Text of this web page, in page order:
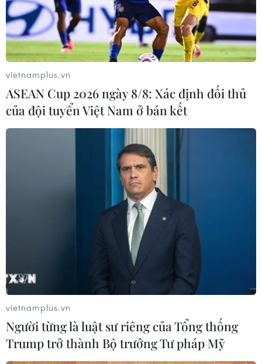
Chuyên gia: Thương chiến Mỹ-Trung khó
“hạ màn” trong năm 2020
Hơn 3/4 trong số 53 nhà kinh tế lựa chọn trả lời câu hỏi
bổ sung cho biết một thỏa thuận “ngừng bắn vĩnh viễn”
cho cuộc chiến thương mại giữa Mỹ và Trung Quốc là
không thể xảy ra trong năm tới.
vietnamplus.vn
ASEAN Cup 2026 ngày 8/8: Xác định đối thủ
của đội tuyển Việt Nam ở bán kết
vietnamplus.vn
Người từng là luật sư riêng của Tổng thống
Trump trở thành Bộ trưởng Tư pháp Mỹ